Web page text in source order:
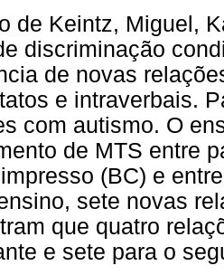
de Keintz, Miguel,
discriminação
de novas
e intraverbais.
com autismo. O
de MTS entre
(BC) e
sete novas
que quatro
e sete para o